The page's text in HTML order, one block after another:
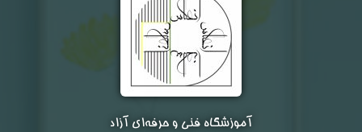
آموزشگاه فنی و حرفه‌ای آزاد